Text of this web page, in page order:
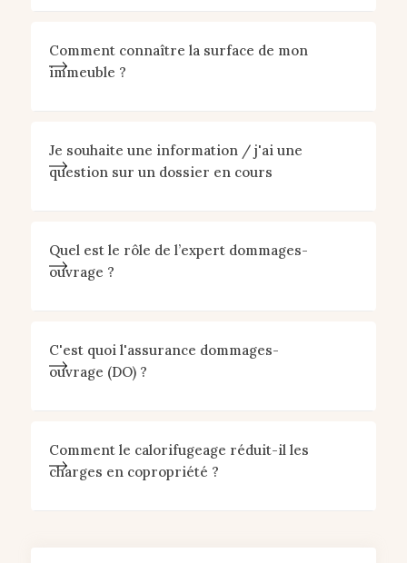
Comment connaître la surface de mon
immeuble ?
Je souhaite une information / j'ai une
question sur un dossier en cours
Quel est le rôle de l’expert dommages-
ouvrage ?
C'est quoi l'assurance dommages-
ouvrage (DO) ?
Comment le calorifugeage réduit-il les
charges en copropriété ?